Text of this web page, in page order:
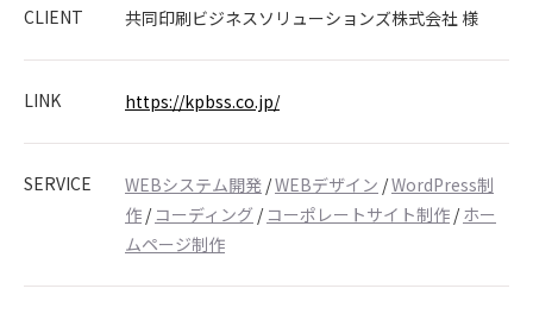
CLIENT 共同印刷ビジネスソリューションズ株式会社 様
LINK https://kpbss.co.jp/
SERVICE WEBシステム開発 /WEBデザイン /WordPress制
作 / コーディング / コーポレートサイト制作 /ホー
ムページ制作